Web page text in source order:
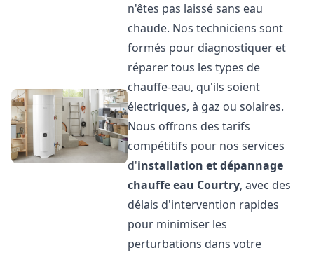
n'êtes pas laissé sans eau
chaude. Nos techniciens sont
formés pour diagnostiquer et
réparer tous les types de
chauffe-eau, qu'ils soient
électriques, à gaz ou solaires.
Nous offrons des tarifs
compétitifs pour nos services
d'installation et dépannage
chauffe eau Courtry, avec des
délais d'intervention rapides
pour minimiser les
perturbations dans votre